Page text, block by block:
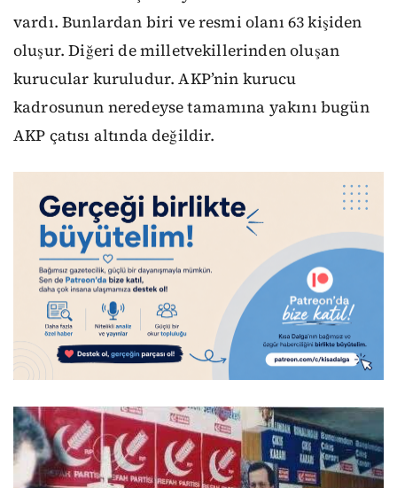
vardı. Bunlardan biri ve resmi olanı 63 kişiden
oluşur. Diğeri de milletvekillerinden oluşan
kurucular kuruludur. AKP’nin kurucu
kadrosunun neredeyse tamamına yakını bugün
AKP çatısı altında değildir.